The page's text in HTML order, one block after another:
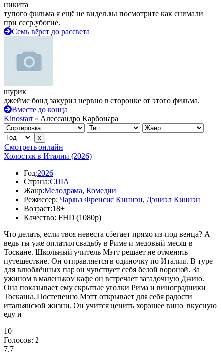
никита
тупого фильма я ещё не видел.вы посмотрите как снимали
при ссср.убогие.
Семь вёрст до рассвета
шурик
джеймс бонд закурил нервно в сторонке от этого фильма.
Вместе до конца
Kinostart » Алессандро Карбонара
Смотреть онлайн
Холостяк в Италии (2026)
Год:2026
Страна:США
Жанр:Мелодрама, Комедии
Режиссер: Чарльз Френсис Киннэн, Дэниэл Киннэн
Возраст:18+
Качество: FHD (1080p)
Что делать, если твоя невеста сбегает прямо из-под венца? А
ведь ты уже оплатил свадьбу в Риме и медовый месяц в
Тоскане. Школьный учитель Мэтт решает не отменять
путешествие. Он отправляется в одиночку по Италии. В туре
для влюблённых пар он чувствует себя белой вороной. За
ужином в маленьком кафе он встречает загадочную Джию.
Она показывает ему скрытые уголки Рима и виноградники
Тосканы. Постепенно Мэтт открывает для себя радости
итальянской жизни. Он учится ценить хорошее вино, вкусную
еду и
10
Голосов: 2
7.7